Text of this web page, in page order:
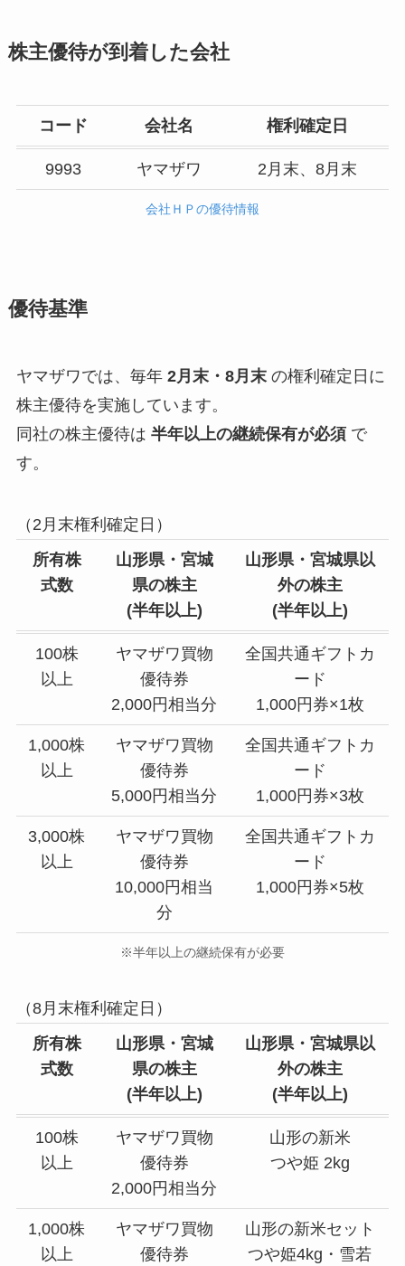
株主優待が到着した会社
コード 会社名 権利確定日
9993 ヤマザワ 2月末、8月末
会社ＨＰの優待情報
優待基準
ヤマザワでは、毎年 2月末・8月末の権利確定日に
株主優待を実施しています。
同社の株主優待は 半年以上の継続保有が必須で
す。
（2月末権利確定日）
所有株
式数
山形県・宮城
県の株主
(半年以上)
山形県・宮城県以
外の株主
(半年以上)
100株
以上
ヤマザワ買物
優待券
2,000円相当分
全国共通ギフトカ
ード
1,000円券×1枚
1,000株
以上
ヤマザワ買物
優待券
5,000円相当分
全国共通ギフトカ
ード
1,000円券×3枚
3,000株
以上
ヤマザワ買物
優待券
10,000円相当
分
全国共通ギフトカ
ード
1,000円券×5枚
※半年以上の継続保有が必要
（8月末権利確定日）
所有株
式数
山形県・宮城
県の株主
(半年以上)
山形県・宮城県以
外の株主
(半年以上)
100株
以上
ヤマザワ買物
優待券
2,000円相当分
山形の新米
つや姫 2kg
1,000株
以上
ヤマザワ買物
優待券
山形の新米セット
つや姫4kg・雪若